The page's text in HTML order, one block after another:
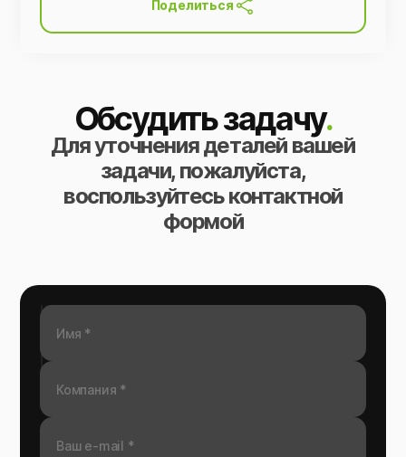
Поделиться
Обсудить задачу.
Для уточнения деталей вашей
задачи, пожалуйста,
воспользуйтесь контактной
формой